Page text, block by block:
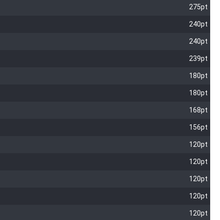
275pt
240pt
240pt
239pt
180pt
180pt
168pt
156pt
120pt
120pt
120pt
120pt
120pt